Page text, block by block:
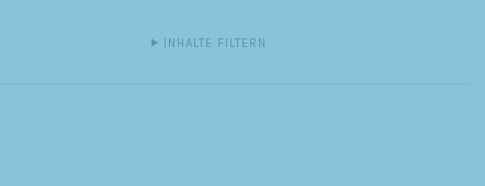
INHALTE FILTERN